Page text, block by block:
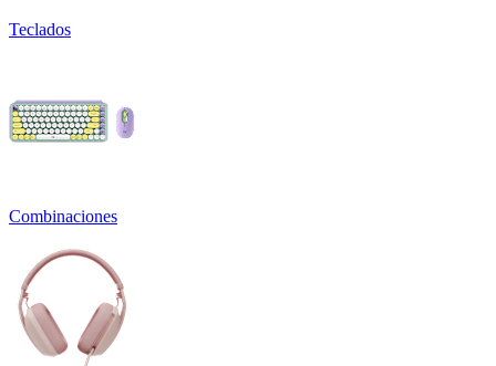
Teclados
Combinaciones